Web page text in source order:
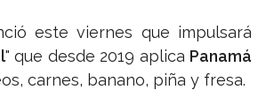
este viernes que impulsará
" que desde 2019 aplica Panamá
carnes, banano, piña y fresa.